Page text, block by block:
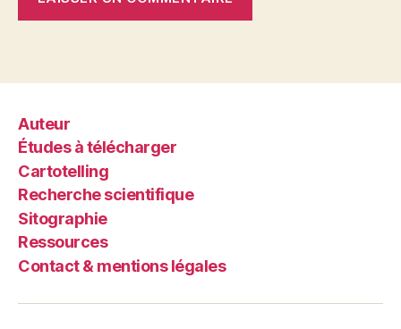
Auteur
Études à télécharger
Cartotelling
Recherche scientifique
Sitographie
Ressources
Contact & mentions légales